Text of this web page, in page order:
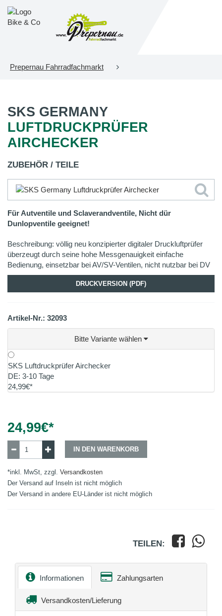
Prepernau Fahrradfachmarkt
SKS GERMANY
LUFTDRUCKPRÜFER
AIRCHECKER
ZUBEHÖR / TEILE
Für Autventile und Sclaverandventile, Nicht dür
Dunlopventile geeignet!
Beschreibung: völlig neu konzipierter digitaler Druckluftprüfer
überzeugt durch seine hohe Messgenauigkeit einfache
Bedienung, einsetzbar bei AV/SV-Ventilen, nicht nutzbar bei DV
DRUCKVERSION (PDF)
Artikel-Nr.: 32093
Bitte Variante wählen
SKS Luftdruckprüfer Airchecker
DE: 3-10 Tage
24,99€*
24,99€*
IN DEN WARENKORB
*inkl. MwSt, zzgl. Versandkosten
Der Versand auf Inseln ist nicht möglich
Der Versand in andere EU-Länder ist nicht möglich
TEILEN:
Informationen Zahlungsarten
Versandkosten/Lieferung